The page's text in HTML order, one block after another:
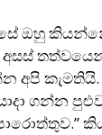
ඔහු
අසස්
අපි
ගන්න